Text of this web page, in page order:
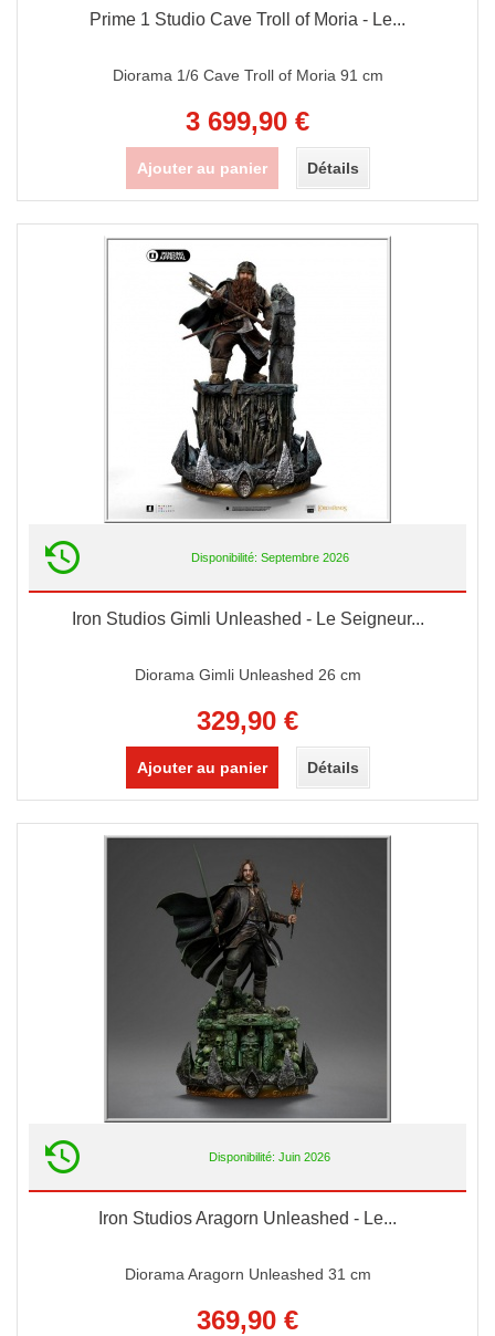
Prime 1 Studio Cave Troll of Moria - Le...
Diorama 1/6 Cave Troll of Moria 91 cm
3 699,90 €
Ajouter au panier Détails
Disponibilité: Septembre 2026
Iron Studios Gimli Unleashed - Le Seigneur...
Diorama Gimli Unleashed 26 cm
329,90 €
Ajouter au panier Détails
Disponibilité: Juin 2026
Iron Studios Aragorn Unleashed - Le...
Diorama Aragorn Unleashed 31 cm
369,90 €